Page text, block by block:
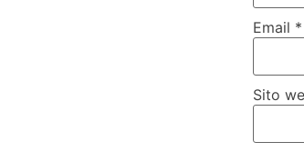
Email *
Sito